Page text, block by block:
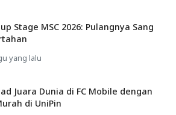
Stage MSC 2026: Pulangnya Sang
yang lalu
Juara Dunia di FC Mobile dengan
di UniPin